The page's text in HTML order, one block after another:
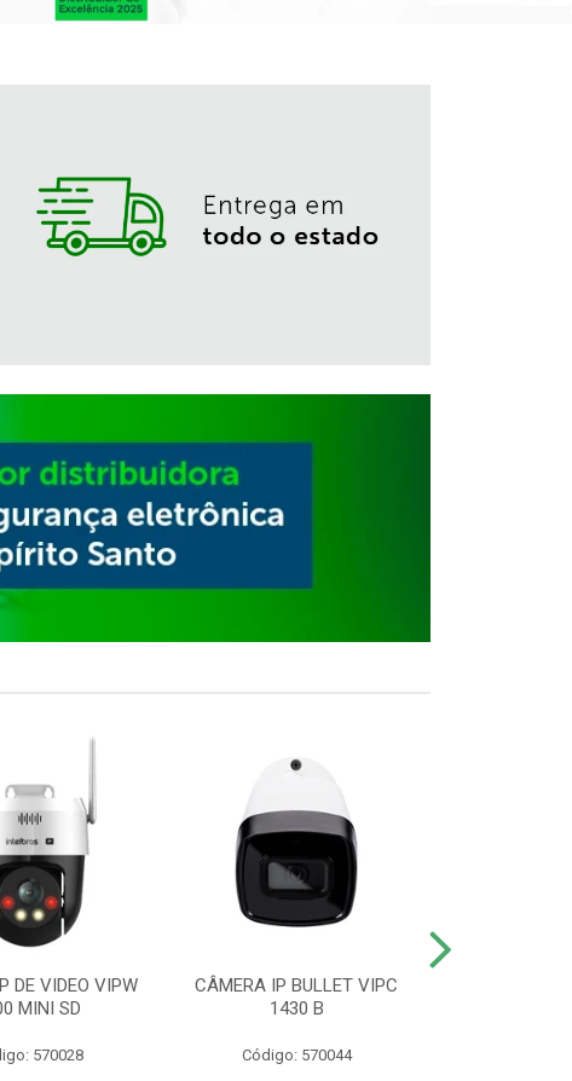
DE VIDEO VIPW
MINI SD
570028
CÂMERA IP BULLET VIPC
1430 B
Código: 570044